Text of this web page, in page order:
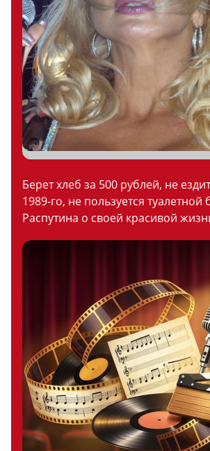
Берет хлеб за 500 рублей, не
1989-го, не пользуется туалетной
Распутина о своей красивой